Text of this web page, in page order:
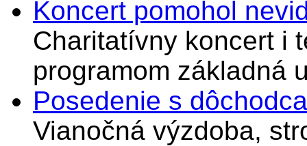
Koncert pomohol
Charitatívny koncert i
programom základná
Posedenie s
Vianočná výzdoba,